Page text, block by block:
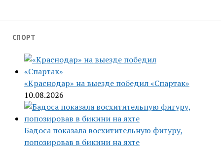
СПОРТ
«Краснодар» на выезде победил «Спартак»
10.08.2026
Бадоса показала восхитительную фигуру,
попозировав в бикини на яхте